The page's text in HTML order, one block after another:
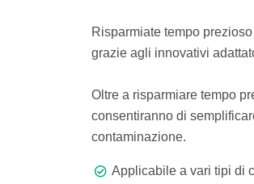
Risparmiate tempo
grazie agli innovativi
Oltre a risparmiare tempo
consentiranno di
contaminazione.
Applicabile a vari tipi di